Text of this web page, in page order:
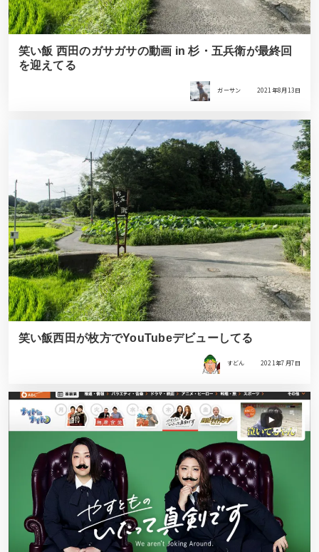
笑い飯 西田のガサガサの動画 in 杉・五兵衛が最終回
を迎えてる
ガーサン 2021年8月13日
笑い飯西田が枚方でYouTubeデビューしてる
すどん 2021年7月7日